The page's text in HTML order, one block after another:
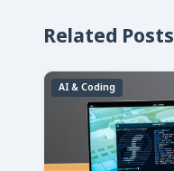
Related Posts
AI & Coding